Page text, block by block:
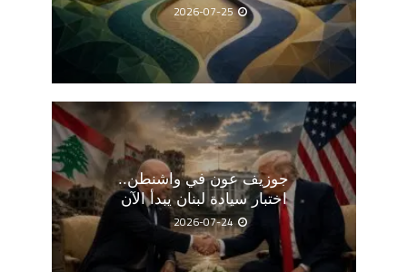
2026-07-25
جوزيف عون في واشنطن..
اختبار سيادة لبنان يبدأ الآن
2026-07-24